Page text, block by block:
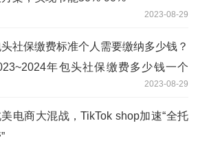
2023-08-29
社保缴费标准个人需要缴纳多少钱？
年包头社保缴费多少钱一个
2023-08-29
电商大混战，TikTok shop加速“全托